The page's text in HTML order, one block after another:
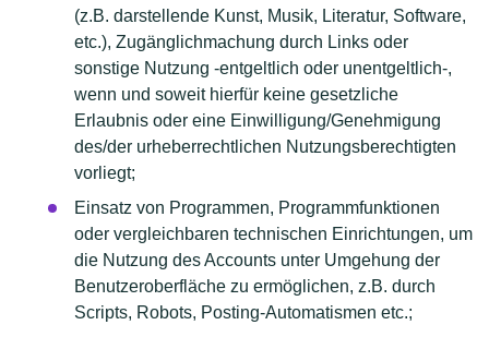
(z.B. darstellende Kunst, Musik, Literatur, Software,
etc.), Zugänglichmachung durch Links oder
sonstige Nutzung -entgeltlich oder unentgeltlich-,
wenn und soweit hierfür keine gesetzliche
Erlaubnis oder eine Einwilligung/Genehmigung
des/der urheberrechtlichen Nutzungsberechtigten
vorliegt;
Einsatz von Programmen, Programmfunktionen
oder vergleichbaren technischen Einrichtungen, um
die Nutzung des Accounts unter Umgehung der
Benutzeroberfläche zu ermöglichen, z.B. durch
Scripts, Robots, Posting-Automatismen etc.;